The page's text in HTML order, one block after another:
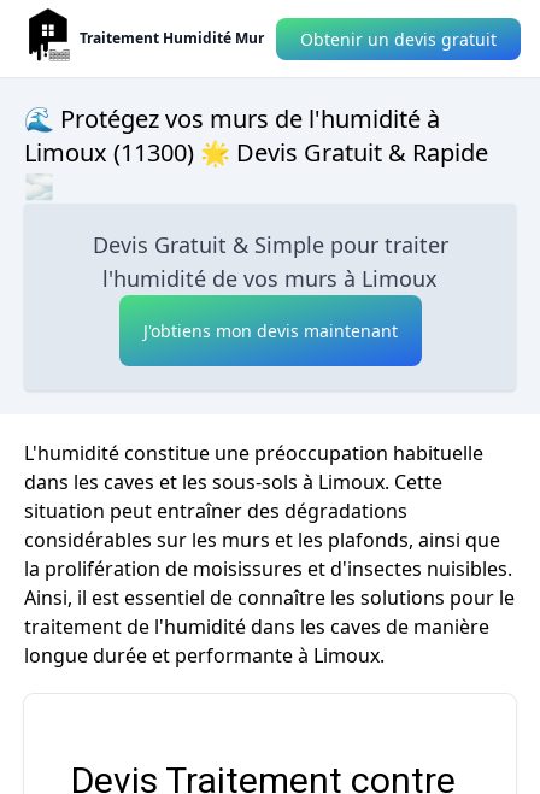
Traitement Humidité Mur Obtenir un devis gratuit
🌊 Protégez vos murs de l'humidité à
Limoux (11300) 🌟 Devis Gratuit & Rapide
🌫
Devis Gratuit & Simple pour traiter
l'humidité de vos murs à Limoux
J'obtiens mon devis maintenant
L'humidité constitue une préoccupation habituelle
dans les caves et les sous-sols à Limoux. Cette
situation peut entraîner des dégradations
considérables sur les murs et les plafonds, ainsi que
la prolifération de moisissures et d'insectes nuisibles.
Ainsi, il est essentiel de connaître les solutions pour le
traitement de l'humidité dans les caves de manière
longue durée et performante à Limoux.
Devis Traitement contre